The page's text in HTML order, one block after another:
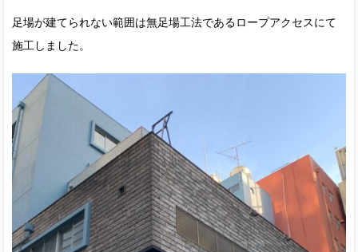
足場が建てられない範囲は無足場工法であるロープアクセスにて
施工しました。